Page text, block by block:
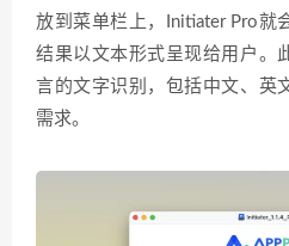
放到菜单栏上，Initiater Pro就
结果以文本形式呈现给用户。
言的文字识别，包括中文、英
需求。